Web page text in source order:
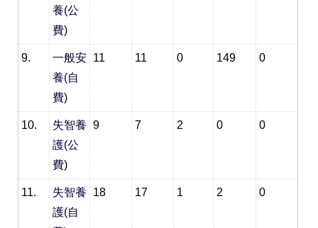
養(公
費)
9.
一般安
養(自
費)
11 11 0 149 0
10.
失智養
護(公
費)
9 7 2 0 0
11.
失智養
護(自
18 17 1 2 0